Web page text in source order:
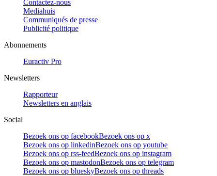
Contactez-nous
Mediahuis
Communiqués de presse
Publicité politique
Abonnements
Euractiv Pro
Newsletters
Rapporteur
Newsletters en anglais
Social
Bezoek ons op facebookBezoek ons op x
Bezoek ons op linkedinBezoek ons op youtube
Bezoek ons op rss-feedBezoek ons op instagram
Bezoek ons op mastodonBezoek ons op telegram
Bezoek ons op blueskyBezoek ons op threads